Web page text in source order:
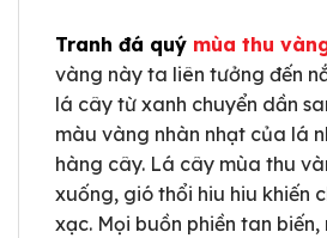
Tranh đá quý mùa thu
vàng này ta liên tưởng đến
lá cây từ xanh chuyển dần
màu vàng nhàn nhạt của lá
hàng cây. Lá cây mùa thu
xuống, gió thổi hiu hiu khiến
xạc. Mọi buồn phiền tan